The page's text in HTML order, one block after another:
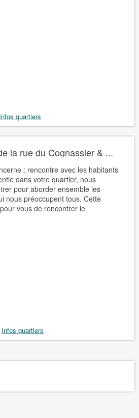
Infos quartiers
la rue du Cognassier & ...
: rencontre avec les habitants
dans votre quartier, nous
pour aborder ensemble les
nous préoccupent tous. Cette
vous de rencontrer le
Infos quartiers